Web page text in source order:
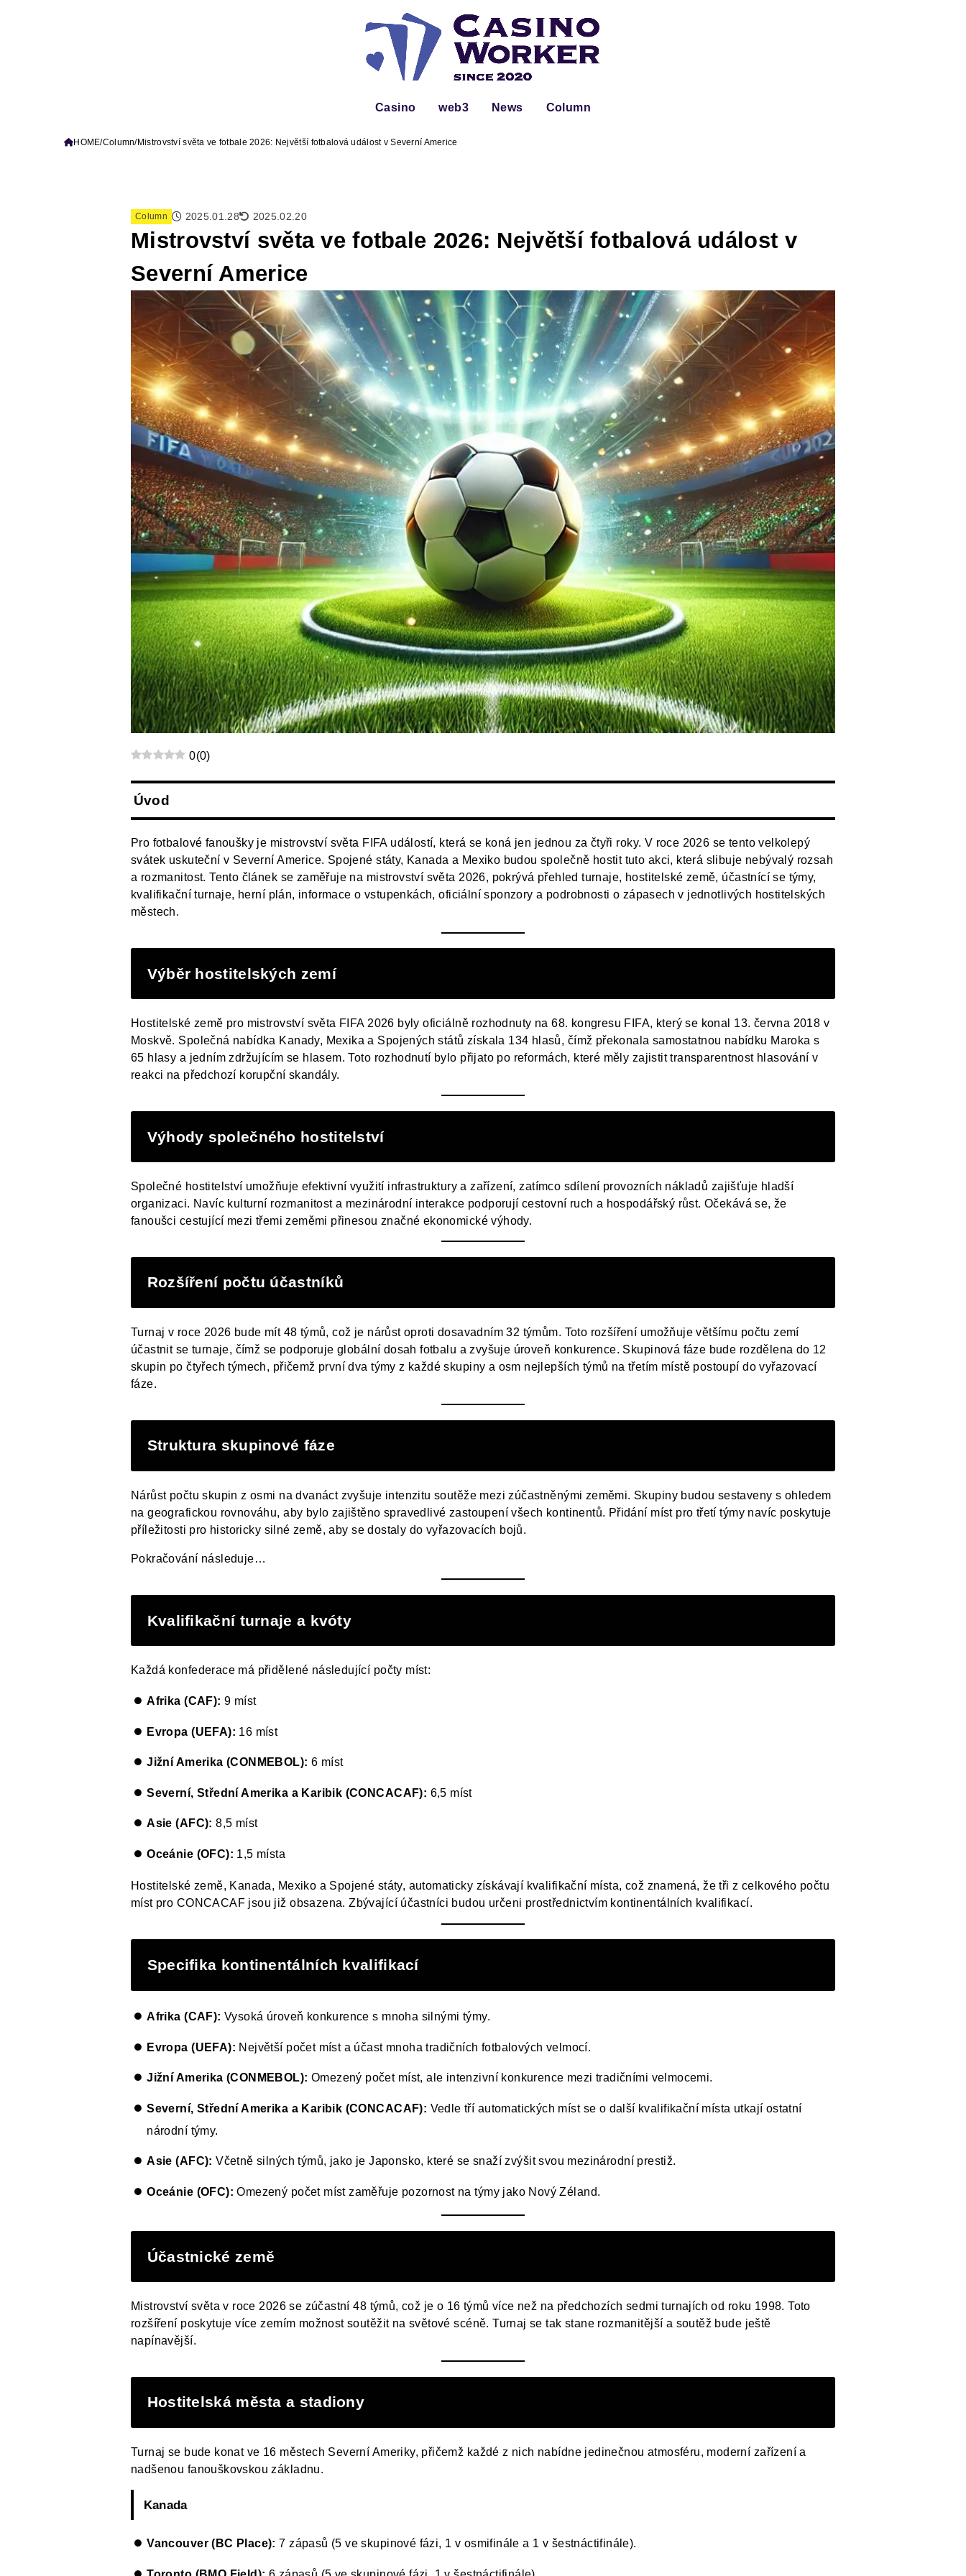
Casino web3 News Column
HOME Column Mistrovství světa ve fotbale 2026: Největší fotbalová událost v Severní Americe
Column 2025.01.28 2025.02.20
Mistrovství světa ve fotbale 2026: Největší fotbalová událost v
Severní Americe
0(0)
Úvod
Pro fotbalové fanoušky je mistrovství světa FIFA událostí, která se koná jen jednou za čtyři roky. V roce 2026 se tento velkolepý
svátek uskuteční v Severní Americe. Spojené státy, Kanada a Mexiko budou společně hostit tuto akci, která slibuje nebývalý rozsah
a rozmanitost. Tento článek se zaměřuje na mistrovství světa 2026, pokrývá přehled turnaje, hostitelské země, účastnící se týmy,
kvalifikační turnaje, herní plán, informace o vstupenkách, oficiální sponzory a podrobnosti o zápasech v jednotlivých hostitelských
městech.
Výběr hostitelských zemí
Hostitelské země pro mistrovství světa FIFA 2026 byly oficiálně rozhodnuty na 68. kongresu FIFA, který se konal 13. června 2018 v
Moskvě. Společná nabídka Kanady, Mexika a Spojených států získala 134 hlasů, čímž překonala samostatnou nabídku Maroka s
65 hlasy a jedním zdržujícím se hlasem. Toto rozhodnutí bylo přijato po reformách, které měly zajistit transparentnost hlasování v
reakci na předchozí korupční skandály.
Výhody společného hostitelství
Společné hostitelství umožňuje efektivní využití infrastruktury a zařízení, zatímco sdílení provozních nákladů zajišťuje hladší
organizaci. Navíc kulturní rozmanitost a mezinárodní interakce podporují cestovní ruch a hospodářský růst. Očekává se, že
fanoušci cestující mezi třemi zeměmi přinesou značné ekonomické výhody.
Rozšíření počtu účastníků
Turnaj v roce 2026 bude mít 48 týmů, což je nárůst oproti dosavadním 32 týmům. Toto rozšíření umožňuje většímu počtu zemí
účastnit se turnaje, čímž se podporuje globální dosah fotbalu a zvyšuje úroveň konkurence. Skupinová fáze bude rozdělena do 12
skupin po čtyřech týmech, přičemž první dva týmy z každé skupiny a osm nejlepších týmů na třetím místě postoupí do vyřazovací
fáze.
Struktura skupinové fáze
Nárůst počtu skupin z osmi na dvanáct zvyšuje intenzitu soutěže mezi zúčastněnými zeměmi. Skupiny budou sestaveny s ohledem
na geografickou rovnováhu, aby bylo zajištěno spravedlivé zastoupení všech kontinentů. Přidání míst pro třetí týmy navíc poskytuje
příležitosti pro historicky silné země, aby se dostaly do vyřazovacích bojů.
Pokračování následuje…
Kvalifikační turnaje a kvóty
Každá konfederace má přidělené následující počty míst:
Afrika (CAF): 9 míst
Evropa (UEFA): 16 míst
Jižní Amerika (CONMEBOL): 6 míst
Severní, Střední Amerika a Karibik (CONCACAF): 6,5 míst
Asie (AFC): 8,5 míst
Oceánie (OFC): 1,5 místa
Hostitelské země, Kanada, Mexiko a Spojené státy, automaticky získávají kvalifikační místa, což znamená, že tři z celkového počtu
míst pro CONCACAF jsou již obsazena. Zbývající účastníci budou určeni prostřednictvím kontinentálních kvalifikací.
Specifika kontinentálních kvalifikací
Afrika (CAF): Vysoká úroveň konkurence s mnoha silnými týmy.
Evropa (UEFA): Největší počet míst a účast mnoha tradičních fotbalových velmocí.
Jižní Amerika (CONMEBOL): Omezený počet míst, ale intenzivní konkurence mezi tradičními velmocemi.
Severní, Střední Amerika a Karibik (CONCACAF): Vedle tří automatických míst se o další kvalifikační místa utkají ostatní
národní týmy.
Asie (AFC): Včetně silných týmů, jako je Japonsko, které se snaží zvýšit svou mezinárodní prestiž.
Oceánie (OFC): Omezený počet míst zaměřuje pozornost na týmy jako Nový Zéland.
Účastnické země
Mistrovství světa v roce 2026 se zúčastní 48 týmů, což je o 16 týmů více než na předchozích sedmi turnajích od roku 1998. Toto
rozšíření poskytuje více zemím možnost soutěžit na světové scéně. Turnaj se tak stane rozmanitější a soutěž bude ještě
napínavější.
Hostitelská města a stadiony
Turnaj se bude konat ve 16 městech Severní Ameriky, přičemž každé z nich nabídne jedinečnou atmosféru, moderní zařízení a
nadšenou fanouškovskou základnu.
Kanada
Vancouver (BC Place): 7 zápasů (5 ve skupinové fázi, 1 v osmifinále a 1 v šestnáctifinále).